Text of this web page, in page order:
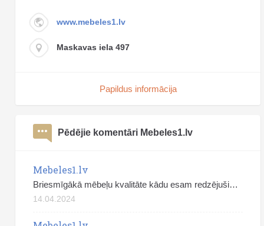
www.mebeles1.lv
Maskavas iela 497
Papildus informācija
Pēdējie komentāri Mebeles1.lv
Mebeles1.lv
Briesmīgākā mēbeļu kvalitāte kādu esam redzējuši…
14.04.2024